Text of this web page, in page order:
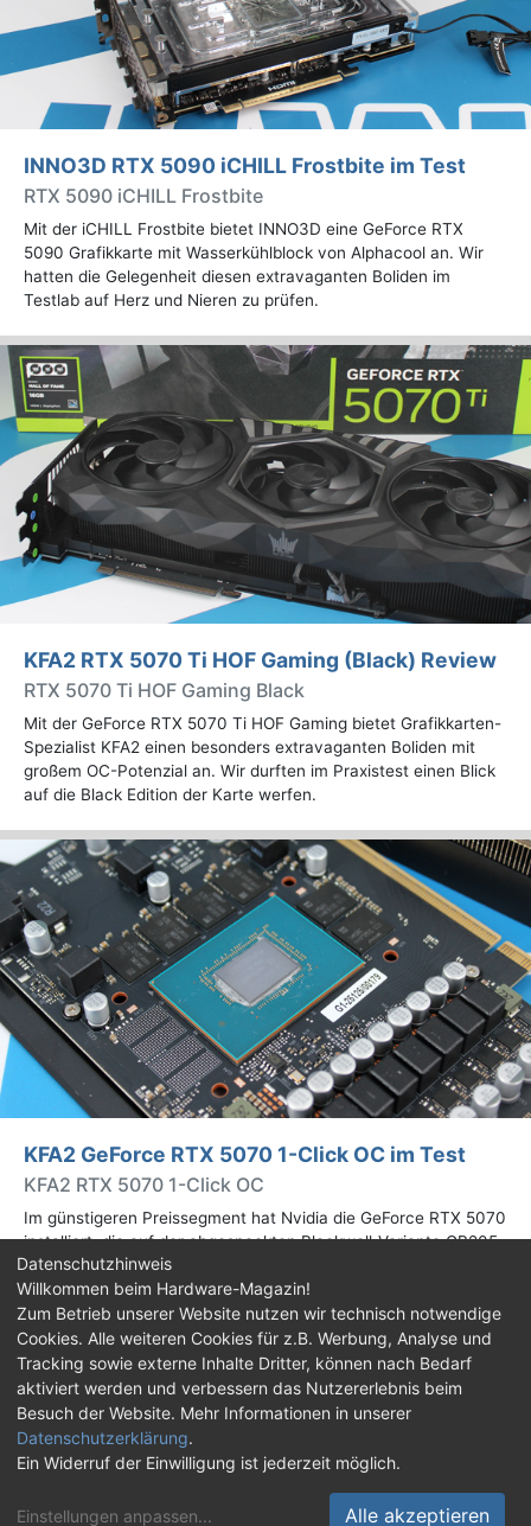
INNO3D RTX 5090 iCHILL Frostbite im Test
RTX 5090 iCHILL Frostbite
Mit der iCHILL Frostbite bietet INNO3D eine GeForce RTX
5090 Grafikkarte mit Wasserkühlblock von Alphacool an. Wir
hatten die Gelegenheit diesen extravaganten Boliden im
Testlab auf Herz und Nieren zu prüfen.
KFA2 RTX 5070 Ti HOF Gaming (Black) Review
RTX 5070 Ti HOF Gaming Black
Mit der GeForce RTX 5070 Ti HOF Gaming bietet Grafikkarten-
Spezialist KFA2 einen besonders extravaganten Boliden mit
großem OC-Potenzial an. Wir durften im Praxistest einen Blick
auf die Black Edition der Karte werfen.
KFA2 GeForce RTX 5070 1-Click OC im Test
KFA2 RTX 5070 1-Click OC
Im günstigeren Preissegment hat Nvidia die GeForce RTX 5070
installiert, die auf der abgespeckten Blackwell-Variante GB205
basiert. Wir haben uns ein Custom-Design von Hersteller KFA2
im Test genauer angesehen.
Impressum| Kontakt |Jobs |Datenschutz |
Consent‑Einstellungen |Haftungsausschluss
Feed Facebook
Twitch
Discord
Datenschutzhinweis
Willkommen beim Hardware-Magazin!
Zum Betrieb unserer Website nutzen wir technisch notwendige
Cookies. Alle weiteren Cookies für z.B. Werbung, Analyse und
Tracking sowie externe Inhalte Dritter, können nach Bedarf
aktiviert werden und verbessern das Nutzererlebnis beim
Besuch der Website. Mehr Informationen in unserer
Datenschutzerklärung.
Ein Widerruf der Einwilligung ist jederzeit möglich.
Einstellungen anpassen... Alle akzeptieren